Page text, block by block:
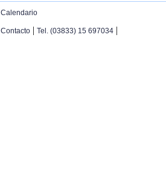
Calendario
Contacto | Tel. (03833) 15 697034 |